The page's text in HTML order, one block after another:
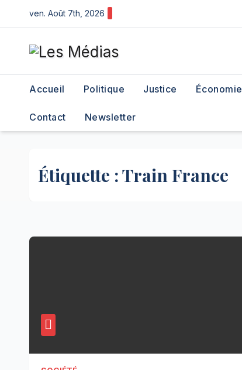
to
content
ven. Août 7th, 2026
Accueil Politique Justice Économie
Contact Newsletter
Étiquette :Train France